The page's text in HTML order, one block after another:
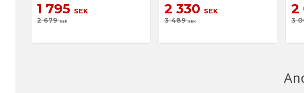
1 795 SEK
2 679SEK
2 330 SEK
3 489SEK
2
3